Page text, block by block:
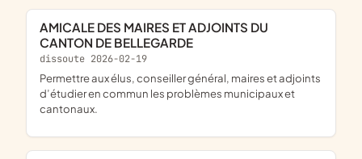
AMICALE DES MAIRES ET ADJOINTS DU
CANTON DE BELLEGARDE
dissoute 2026-02-19
permettre aux élus, conseiller général, maires et adjoints
d’étudier en commun les problèmes municipaux et
cantonaux.